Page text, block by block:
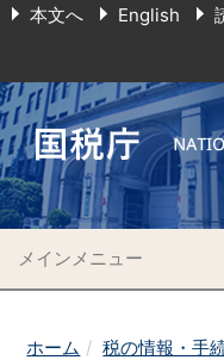
本文へ English
メインメニュー
ホーム 税の情報・手